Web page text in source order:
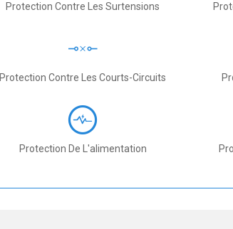
Protection Contre Les Surtensions
Protection Contre Les Courts-Circuits
Protection De L'alimentation